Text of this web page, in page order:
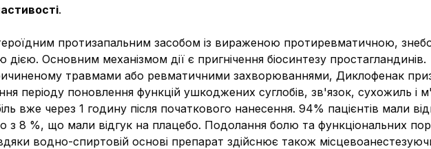
.
протизапальним засобом із вираженою протиревматичною,
Основним механізмом дії є пригнічення біосинтезу простагландинів.
травмами або ревматичними захворюваннями, Диклофенак
періоду поновлення функцій ушкоджених суглобів, зв'язок, сухожиль
вже через 1 годину після початкового нанесення. 94% пацієнтів мали
з 8 %, що мали відгук на плацебо. Подолання болю та функціональних
водно-спиртовій основі препарат здійснює також